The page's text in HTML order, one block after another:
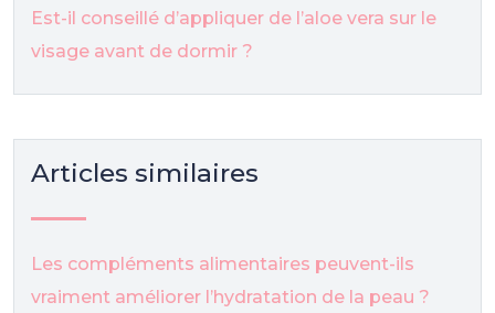
Est-il conseillé d’appliquer de l’aloe vera sur le
visage avant de dormir ?
Articles similaires
Les compléments alimentaires peuvent-ils
vraiment améliorer l’hydratation de la peau ?